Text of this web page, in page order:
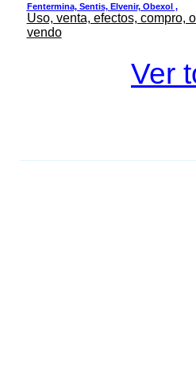
Fentermina, Sentis, Elvenir, Obexol ,
Uso, venta, efectos, compro,
vendo
Ver